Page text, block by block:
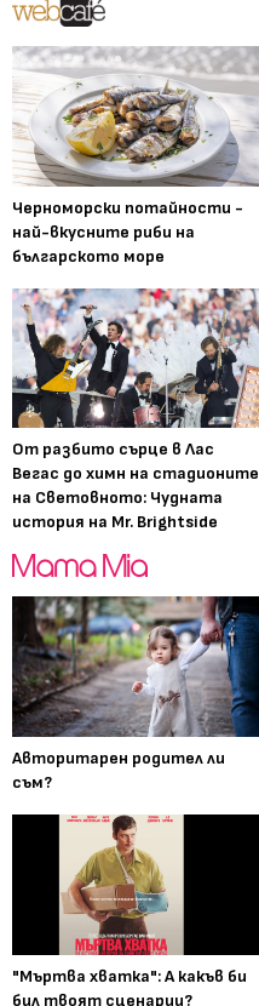
Черноморски потайности -
най-вкусните риби на
българското море
От разбито сърце в Лас
Вегас до химн на стадионите
на Световното: Чудната
история на Mr. Brightside
Авторитарен родител ли
съм?
"Мъртва хватка": А какъв би
бил твоят сценарии?